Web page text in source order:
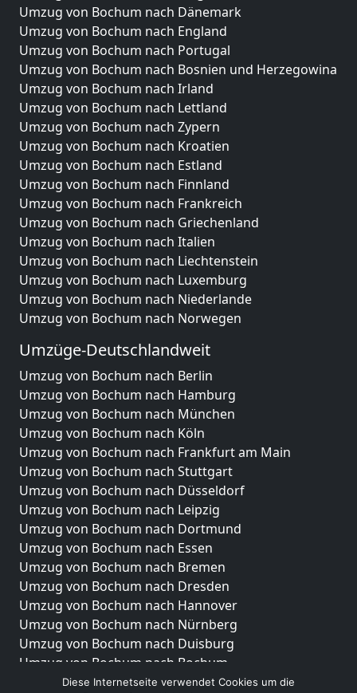
Umzug von Bochum nach Dänemark
Umzug von Bochum nach England
Umzug von Bochum nach Portugal
Umzug von Bochum nach Bosnien und Herzegowina
Umzug von Bochum nach Irland
Umzug von Bochum nach Lettland
Umzug von Bochum nach Zypern
Umzug von Bochum nach Kroatien
Umzug von Bochum nach Estland
Umzug von Bochum nach Finnland
Umzug von Bochum nach Frankreich
Umzug von Bochum nach Griechenland
Umzug von Bochum nach Italien
Umzug von Bochum nach Liechtenstein
Umzug von Bochum nach Luxemburg
Umzug von Bochum nach Niederlande
Umzug von Bochum nach Norwegen
Umzüge-Deutschlandweit
Umzug von Bochum nach Berlin
Umzug von Bochum nach Hamburg
Umzug von Bochum nach München
Umzug von Bochum nach Köln
Umzug von Bochum nach Frankfurt am Main
Umzug von Bochum nach Stuttgart
Umzug von Bochum nach Düsseldorf
Umzug von Bochum nach Leipzig
Umzug von Bochum nach Dortmund
Umzug von Bochum nach Essen
Umzug von Bochum nach Bremen
Umzug von Bochum nach Dresden
Umzug von Bochum nach Hannover
Umzug von Bochum nach Nürnberg
Umzug von Bochum nach Duisburg
Umzug von Bochum nach Bochum
Umzug von Bochum nach Wuppertal
Diese Internetseite verwendet Cookies um die